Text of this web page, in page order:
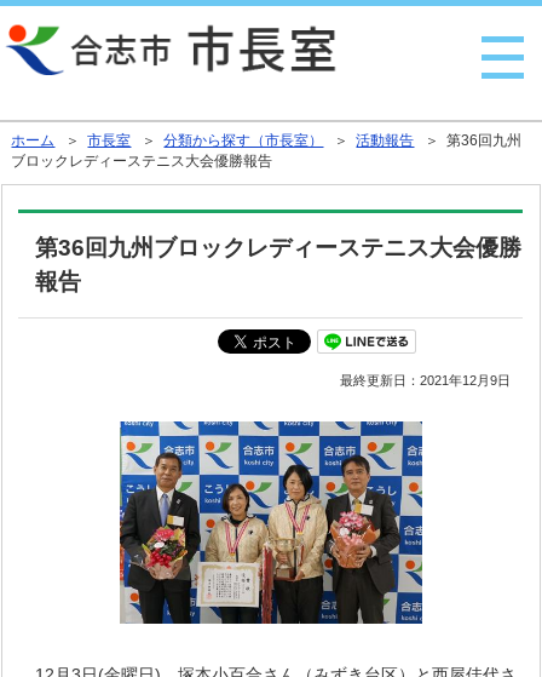
ホーム ＞市長室 ＞分類から探す（市長室） ＞活動報告 ＞ 第36回九州
ブロックレディーステニス大会優勝報告
第36回九州ブロックレディーステニス大会優勝
報告
最終更新日：2021年12月9日